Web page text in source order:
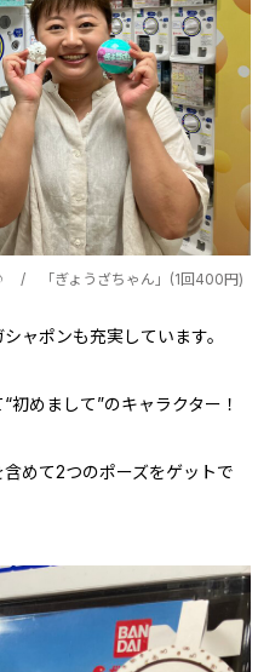
/ 「ぎょうざちゃん」(1回400円)
ャポンも充実しています。
めまして”のキャラクター！
含めて2つのポーズをゲットで